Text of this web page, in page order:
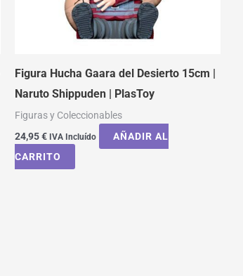
Figura Hucha Gaara del Desierto 15cm |
Naruto Shippuden | PlasToy
Figuras y Coleccionables
24,95€ IVA Incluído
AÑADIR AL
CARRITO